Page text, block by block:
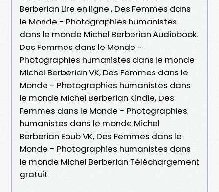
Berberian Lire en ligne , Des Femmes dans
le Monde - Photographies humanistes
dans le monde Michel Berberian Audiobook,
Des Femmes dans le Monde -
Photographies humanistes dans le monde
Michel Berberian VK, Des Femmes dans le
Monde - Photographies humanistes dans
le monde Michel Berberian Kindle, Des
Femmes dans le Monde - Photographies
humanistes dans le monde Michel
Berberian Epub VK, Des Femmes dans le
Monde - Photographies humanistes dans
le monde Michel Berberian Téléchargement
gratuit